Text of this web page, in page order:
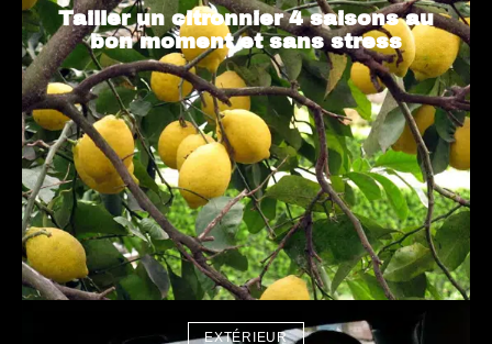
Tailler un citronnier 4 saisons au
bon moment et sans stress
EXTÉRIEUR